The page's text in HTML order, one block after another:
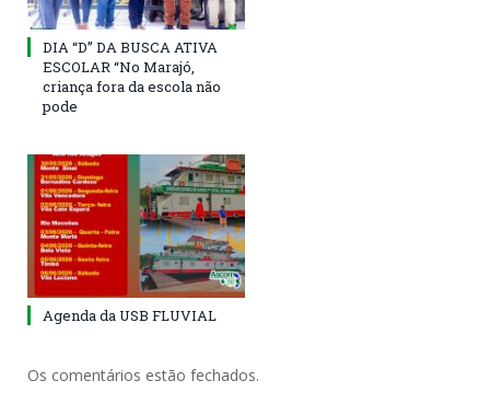
DIA “D” DA BUSCA ATIVA
ESCOLAR “No Marajó,
criança fora da escola não
pode
Agenda da USB FLUVIAL
Os comentários estão fechados.